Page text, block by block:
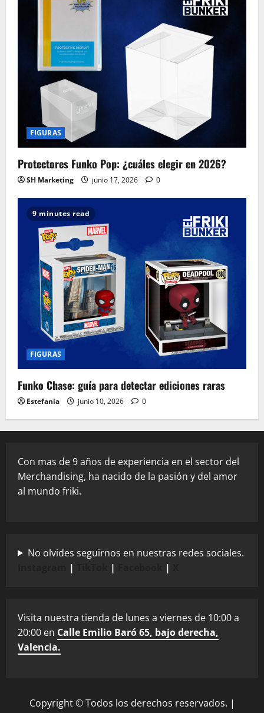
FIGURAS
Protectores Funko Pop: ¿cuáles elegir en 2026?
SH Marketing junio 17, 2026 0
9 minutes read
FIGURAS
Funko Chase: guía para detectar ediciones raras
Estefania junio 10, 2026 0
Con mas de 9 años de experiencia en el sector del
Merchandising, ha nacido de la pasión y del amor
al mundo friki.
No olvides seguirnos en nuestras redes sociales.
| | |
Visita nuestra tienda de lunes a viernes de 10:00 a
20:00 en Calle Emilio Baró 65, bajo derecha,
Valencia.
Copyright © Todos los derechos reservados. |